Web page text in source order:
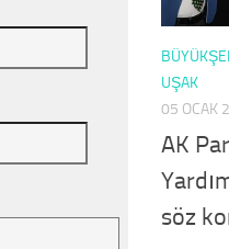
UŞAK
05 OCAK
AK
söz